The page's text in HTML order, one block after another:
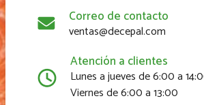
Correo de contacto
ventas@decepal.com
Atención a clientes
Lunes a jueves de 6:00 a
Viernes de 6:00 a 13:00